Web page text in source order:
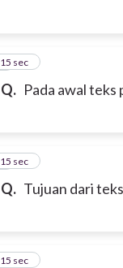
Q. Pada awal
615 sec
Q. Tujuan dari
715 sec
815 sec